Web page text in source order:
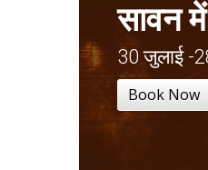
सावन
30 जुलाई -
Book Now